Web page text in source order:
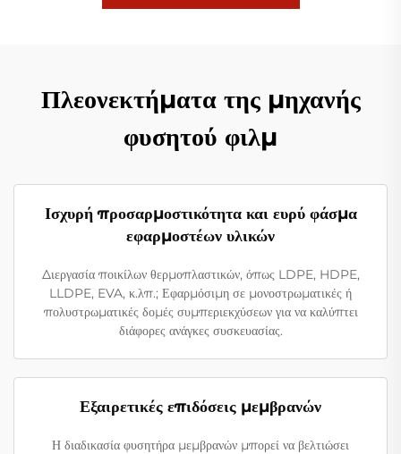
Πλεονεκτήματα της μηχανής
φυσητού φιλμ
Ισχυρή προσαρμοστικότητα και ευρύ φάσμα
εφαρμοστέων υλικών
Διεργασία ποικίλων θερμοπλαστικών, όπως LDPE, HDPE,
LLDPE, EVA, κ.λπ.; Εφαρμόσιμη σε μονοστρωματικές ή
πολυστρωματικές δομές συμπεριεκχύσεων για να καλύπτει
διάφορες ανάγκες συσκευασίας.
Εξαιρετικές επιδόσεις μεμβρανών
Η διαδικασία φυσητήρα μεμβρανών μπορεί να βελτιώσει